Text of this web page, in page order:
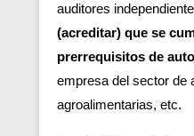
auditores
(acreditar) que se
prerrequisitos de
empresa del sector de
agroalimentarias, etc.